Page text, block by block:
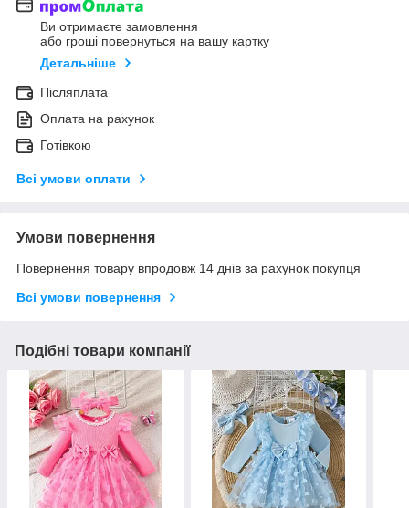
Ви отримаєте замовлення
або гроші повернуться на вашу картку
Детальніше
Післяплата
Оплата на рахунок
Готівкою
Всі умови оплати
Умови повернення
Повернення товару впродовж 14 днів за рахунок покупця
Всі умови повернення
Подібні товари компанії